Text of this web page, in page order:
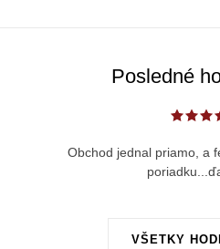
Posledné
VŠETKY
Obchod jednal priamo, a